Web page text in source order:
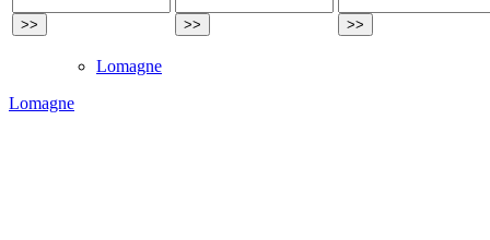
Lomagne
Lomagne